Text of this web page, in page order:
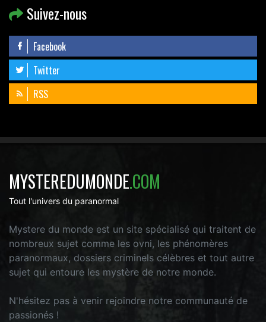
Suivez-nous
Facebook
Twitter
RSS
MYSTEREDUMONDE.COM
Tout l'univers du paranormal
Mystere du monde est un site spécialisé qui traitent de
nombreux sujet comme les ovni, les phénomères
paranormaux, dossiers criminels célèbres et tout autre
sujet qui entoure les mystère de notre monde.
N'hésitez pas à venir rejoindre notre communauté de
passionés !